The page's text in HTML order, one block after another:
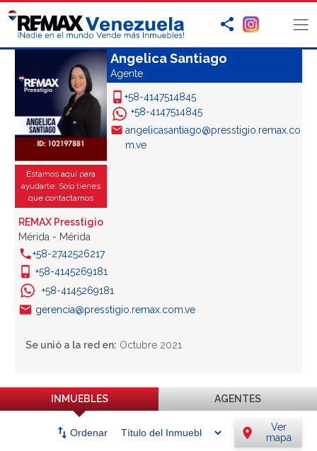
Estamos aquí para
ayudarte: Sólo tienes
que contactarnos
Angelica Santiago
Agente
+58-4147514845
+58-4147514845
angelicasantiago@presstigio.remax.co
m.ve
REMAX Presstigio
Mérida - Mérida
+58-2742526217
+58-4145269181
+58-4145269181
gerencia@presstigio.remax.com.ve
Se unió a la red en: Octubre 2021
INMUEBLES AGENTES
swap_vert Ordenar location_on
Ver
mapa